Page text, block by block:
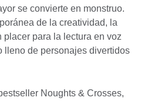
se convierte en monstruo.
de la creatividad, la
para la lectura en voz
lleno de personajes divertidos
Noughts & Crosses,